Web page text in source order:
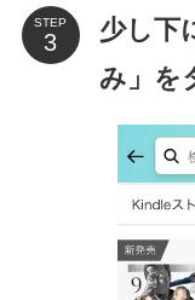
STEP
少し下
み」を